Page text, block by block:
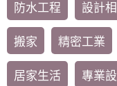
防水工程 設計
搬家 精密工業
居家生活 專業